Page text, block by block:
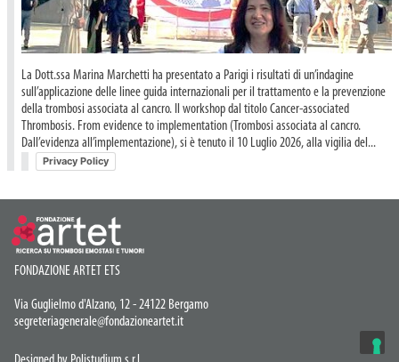
La Dott.ssa Marina Marchetti ha presentato a Parigi i risultati di un’indagine
sull’applicazione delle linee guida internazionali per il trattamento e la prevenzione
della trombosi associata al cancro. Il workshop dal titolo Cancer-associated
Thrombosis. From evidence to implementation (Trombosi associata al cancro.
Dall’evidenza all’implementazione), si è tenuto il 10 Luglio 2026, alla vigilia del...
Privacy Policy
FONDAZIONE ARTET ETS
Via Guglielmo d'Alzano, 12 - 24122 Bergamo
segreteriagenerale@fondazioneartet.it